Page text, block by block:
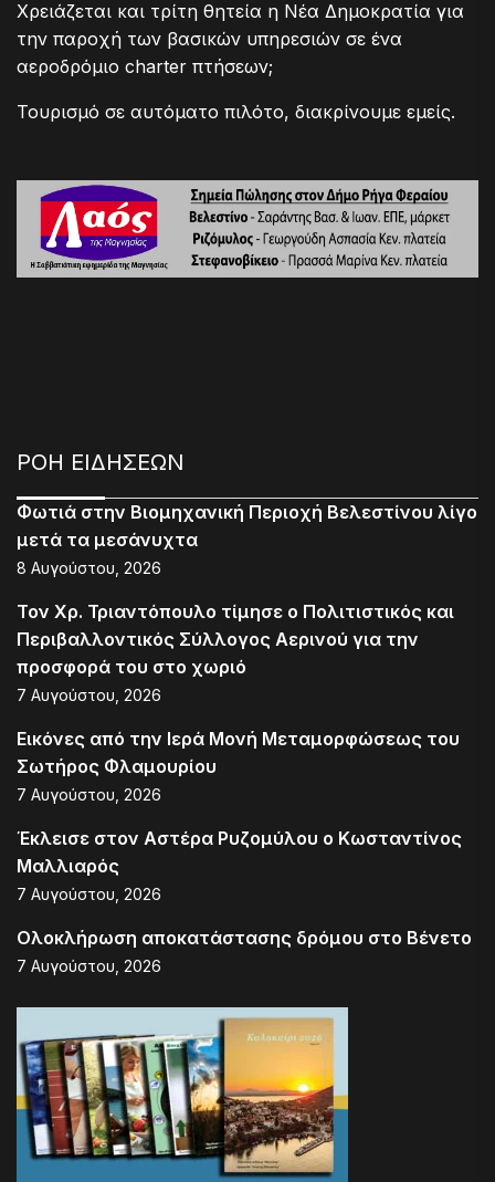
Χρειάζεται και τρίτη θητεία η Νέα Δημοκρατία για
την παροχή των βασικών υπηρεσιών σε ένα
αεροδρόμιο charter πτήσεων;
Τουρισμό σε αυτόματο πιλότο, διακρίνουμε εμείς.
ΡΟΗ ΕΙΔΗΣΕΩΝ
Φωτιά στην Βιομηχανική Περιοχή Βελεστίνου λίγο
μετά τα μεσάνυχτα
8 Αυγούστου, 2026
Τον Χρ. Τριαντόπουλο τίμησε ο Πολιτιστικός και
Περιβαλλοντικός Σύλλογος Αερινού για την
προσφορά του στο χωριό
7 Αυγούστου, 2026
Εικόνες από την Ιερά Μονή Μεταμορφώσεως του
Σωτήρος Φλαμουρίου
7 Αυγούστου, 2026
Έκλεισε στον Αστέρα Ρυζομύλου ο Κωσταντίνος
Μαλλιαρός
7 Αυγούστου, 2026
Ολοκλήρωση αποκατάστασης δρόμου στο Βένετο
7 Αυγούστου, 2026